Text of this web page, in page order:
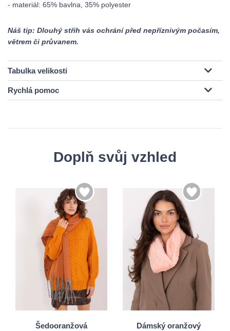
- materiál: 65% bavlna, 35% polyester
Náš tip: Dlouhý střih vás ochrání před nepříznivým počasím,
větrem či průvanem.
Tabulka velikosti
Rychlá pomoc
Doplň svůj vzhled
Šedooranžová
Univerzální
Dámský oranžový
Univerzální